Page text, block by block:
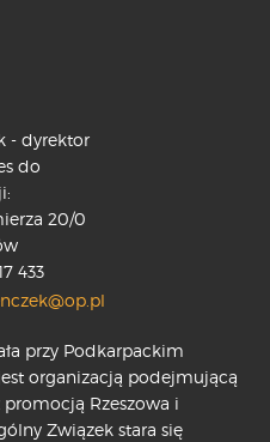
- dyrektor
do
20/0
433
przy Podkarpackim
organizacją podejmującą
Rzeszowa i
Związek stara się